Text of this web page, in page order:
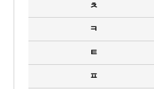
ㅊ
ㅋ
ㅌ
ㅍ